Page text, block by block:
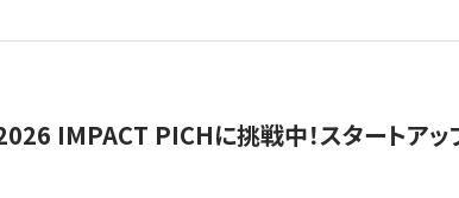
IMPACT PICHに挑戦中！スタートアッ